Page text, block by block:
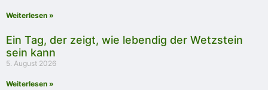
Weiterlesen »
Ein Tag, der zeigt, wie lebendig der Wetzstein
sein kann
5. August 2026
Weiterlesen »